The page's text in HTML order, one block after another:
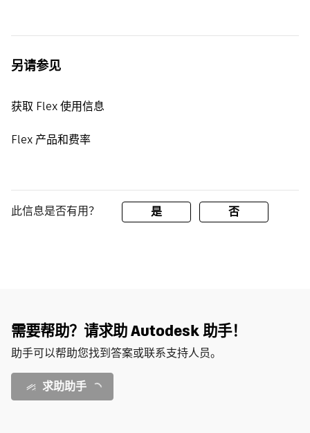
另请参见
获取 Flex 使用信息
Flex 产品和费率
此信息是否有用？ 是 否
需要帮助？请求助 Autodesk 助手！
助手可以帮助您找到答案或联系支持人员。
求助助手